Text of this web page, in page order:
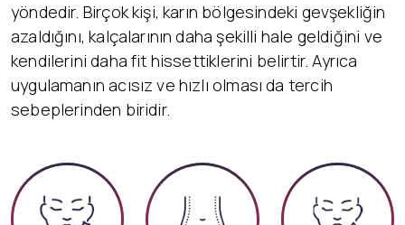
yöndedir. Birçok kişi, karın bölgesindeki gevşekliğin
azaldığını, kalçalarının daha şekilli hale geldiğini ve
kendilerini daha fit hissettiklerini belirtir. Ayrıca
uygulamanın acısız ve hızlı olması da tercih
sebeplerinden biridir.